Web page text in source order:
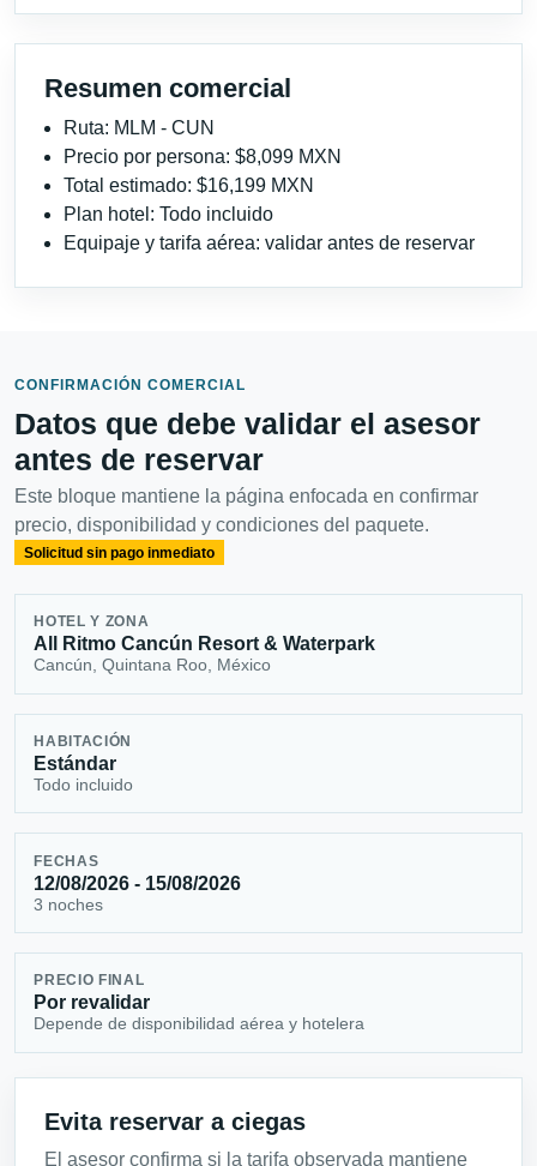
Resumen comercial
Ruta: MLM - CUN
Precio por persona: $8,099 MXN
Total estimado: $16,199 MXN
Plan hotel: Todo incluido
Equipaje y tarifa aérea: validar antes de reservar
CONFIRMACIÓN COMERCIAL
Datos que debe validar el asesor
antes de reservar
Este bloque mantiene la página enfocada en confirmar
precio, disponibilidad y condiciones del paquete.
Solicitud sin pago inmediato
HOTEL Y ZONA
All Ritmo Cancún Resort & Waterpark
Cancún, Quintana Roo, México
HABITACIÓN
Estándar
Todo incluido
FECHAS
12/08/2026 - 15/08/2026
3 noches
PRECIO FINAL
Por revalidar
Depende de disponibilidad aérea y hotelera
Evita reservar a ciegas
El asesor confirma si la tarifa observada mantiene